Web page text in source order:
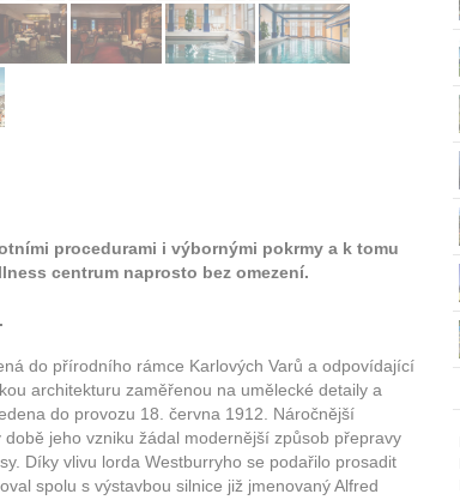
procedurami i výbornými pokrmy a k tomu
centrum naprosto bez omezení.
do přírodního rámce Karlových Varů a odpovídající
architekturu zaměřenou na umělecké detaily a
do provozu 18. června 1912. Náročnější
jeho vzniku žádal modernější způsob přepravy
Díky vlivu lorda Westburryho se podařilo prosadit
spolu s výstavbou silnice již jmenovaný Alfred